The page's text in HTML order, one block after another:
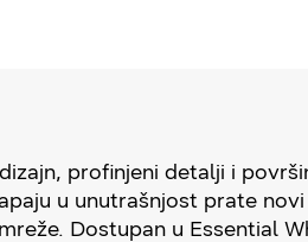
profinjeni detalji i
u unutrašnjost prate
Dostupan u Essential